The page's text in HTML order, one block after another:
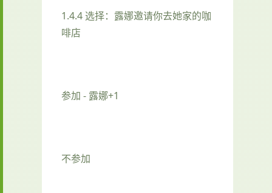
1.4.4 选择：露娜邀请你去她家的咖
啡店
参加 - 露娜+1
不参加